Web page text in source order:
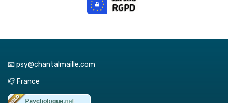
📧 psy@chantalmaille.com
📪 France